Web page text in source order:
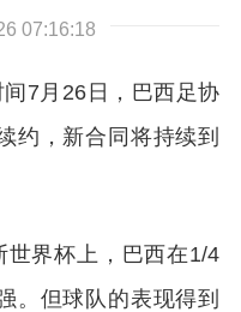
07:16:18
7月26日，巴西足协
约，新合同将持续到
界杯上，巴西在1/4
。但球队的表现得到